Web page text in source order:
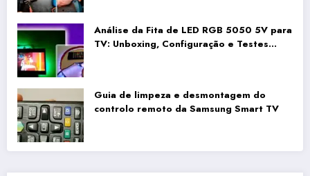
Análise da Fita de LED RGB 5050 5V para
TV: Unboxing, Configuração e Testes
Guia de limpeza e desmontagem do
controlo remoto da Samsung Smart TV